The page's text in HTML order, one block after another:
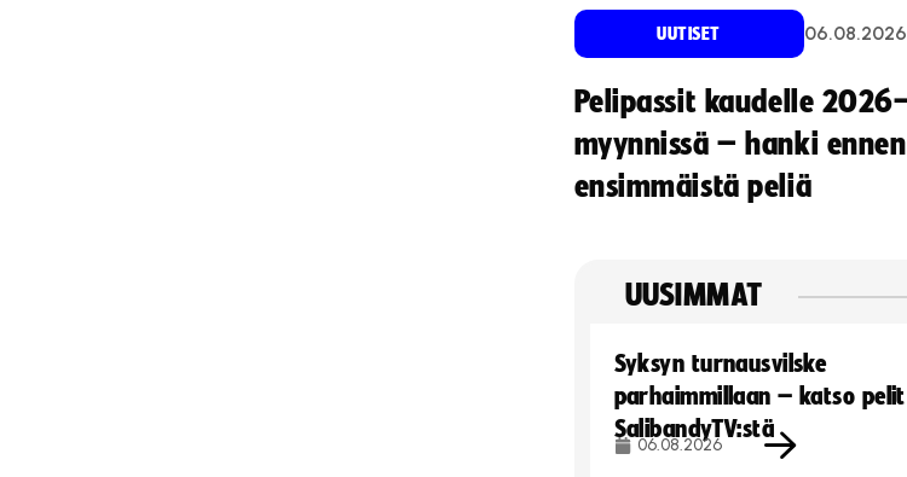
UUTISET 06.08.2026
Pelipassit kaudelle
myynnissä – hanki ennen
ensimmäistä peliä
UUSIMMAT
Syksyn turnausvilske
parhaimmillaan – katso pelit
SalibandyTV:stä
06.08.2026